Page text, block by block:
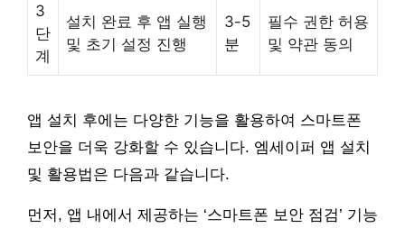
3
단
계
설치 완료 후 앱 실행
및 초기 설정 진행
3-5
분
필수 권한 허용
및 약관 동의
앱 설치 후에는 다양한 기능을 활용하여 스마트폰
보안을 더욱 강화할 수 있습니다. 엠세이퍼 앱 설치
및 활용법은 다음과 같습니다.
먼저, 앱 내에서 제공하는 ‘스마트폰 보안 점검’ 기능